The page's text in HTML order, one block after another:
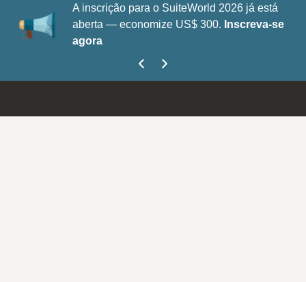
A inscrição para o SuiteWorld 2026 já está
aberta — economize US$ 300. Inscreva-se
agora